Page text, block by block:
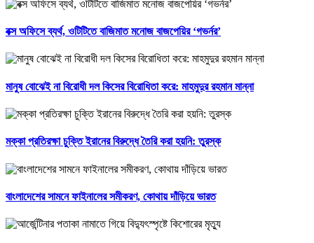
বক্স অফিসে ব্যর্থ, ওটিটিতে বাজিমাত মনোজ বাজপেয়ির ‘গভর্নর’
মানুষ বোঝেই না বিরোধী দল কিসের বিরোধিতা করে: মাহমুদুর রহমান মান্না
মক্কা প্রতিরক্ষা চুক্তি ইরানের বিরুদ্ধে তৈরি করা হয়নি: তুরস্ক
বাংলাদেশের সামনে ফাইনালের সমীকরণ, কোথায় দাঁড়িয়ে ভারত